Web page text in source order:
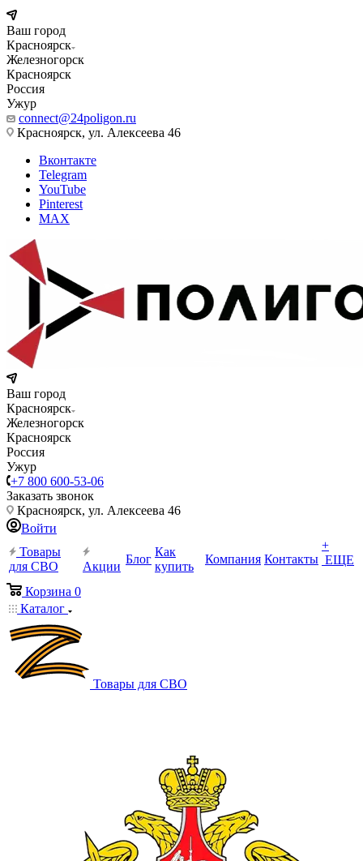
Ваш город
Красноярск
Железногорск
Красноярск
Россия
Ужур
connect@24poligon.ru
Красноярск, ул. Алексеева 46
Вконтакте
Telegram
YouTube
Pinterest
MAX
Ваш город
Красноярск
Железногорск
Красноярск
Россия
Ужур
+7 800 600-53-06
Заказать звонок
Красноярск, ул. Алексеева 46
Войти
Товары
для СВО
Акции
Блог
Как
купить
Компания Контакты
+
ЕЩЕ
Корзина 0
Каталог
Товары для СВО